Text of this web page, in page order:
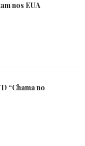
nos EUA
“Chama no